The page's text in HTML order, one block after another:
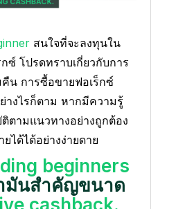
สนใจที่จะลงทุนใน
ซ์ โปรดทราบเกี่ยวกับการ
น การซื้อขายฟอเร็กซ์
างไรก็ตาม หากมีความรู้
ตามแนวทางอย่างถูกต้อง
ได้ได้อย่างง่ายดาย
beginners
มันสำคัญขนาด
cashback.